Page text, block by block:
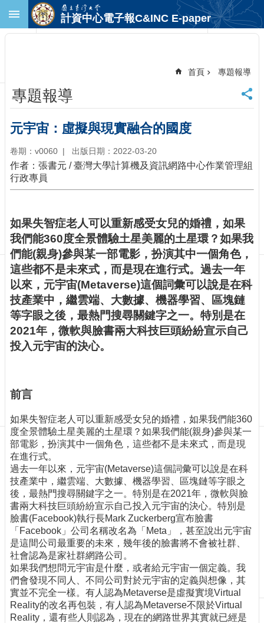
跳到主要內容區塊
首
頁
臺
大
首
頁
計
中
聯
絡
資
訊
訂
閱/
取
消
網
站
最
消
息
關
於
我
們
出
版
刊
物
校
務
服
務
計資中心電子報C&INC E-paper
首頁 專題報導
專題報導
元宇宙：虛擬與現實融合的國度
卷期：v0060 出版日期：2022-03-20
作者：張書元 / 臺灣大學計算機及資訊網路中心作業管理組
行政專員
如果失智症老人可以重新感受女兒的婚禮，如果
我們能360度全景體驗土星美麗的土星環？如果我
們能(親身)參與某一部電影，扮演其中一個角色，
這些都不是未來式，而是現在進行式。過去一年
以來，元宇宙(Metaverse)這個詞彙可以說是在科
技產業中，繼雲端、大數據、機器學習、區塊鏈
等字眼之後，最熱門搜尋關鍵字之一。特別是在
2021年，微軟與臉書兩大科技巨頭紛紛宣示自己
投入元宇宙的決心。
前言
如果失智症老人可以重新感受女兒的婚禮，如果我們能360
度全景體驗土星美麗的土星環？如果我們能(親身)參與某一
部電影，扮演其中一個角色，這些都不是未來式，而是現
在進行式。
過去一年以來，元宇宙(Metaverse)這個詞彙可以說是在科
技產業中，繼雲端、大數據、機器學習、區塊鏈等字眼之
後，最熱門搜尋關鍵字之一。特別是在2021年，微軟與臉
書兩大科技巨頭紛紛宣示自己投入元宇宙的決心。特別是
臉書(Facebook)執行長Mark Zuckerberg宣布臉書
「Facebook」公司名稱改名為「Meta」，甚至說出元宇宙
是這間公司最重要的未來，幾年後的臉書將不會被社群、
社會認為是家社群網路公司。
如果我們想問元宇宙是什麼，或者給元宇宙一個定義。我
們會發現不同人、不同公司對於元宇宙的定義與想像，其
實並不完全一樣。有人認為Metaverse是虛擬實境Virtual
Reality的改名再包裝，有人認為Metaverse不限於Virtual
Reality，還有些人則認為，現在的網路世界其實就已經是